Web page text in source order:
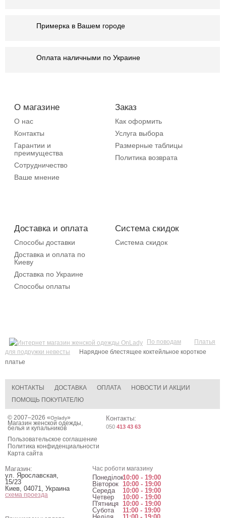
Примерка в Вашем городе
Оплата наличными по Украине
О магазине
О нас
Контакты
Гарантии и
преимущества
Сотрудничество
Ваше мнение
Заказ
Как оформить
Услуга выбора
Размерные таблицы
Политика возврата
Доставка и оплата
Способы доставки
Доставка и оплата по
Киеву
Доставка по Украине
Способы оплаты
Система скидок
Система скидок
По поводам
Платья
для подружки невесты
Нарядное блестящее коктейльное короткое
платье
КОНТАКТЫ ДОСТАВКА ОПЛАТА
НОВОСТИ И АКЦИИ
ПОМОЩЬ ПОКУПАТЕЛЮ
© 2007–2026 «Onlady»
Магазин женской одежды,
белья и купальников
Пользовательское соглашение
Политика конфиденциальности
Карта сайта
Контакты:
050 413 43 63
Магазин:
ул. Ярославская,
15/23
Киев 04071 Украина
схема проезда
Час роботи магазину
Понеділок10:00 - 19:00
Вівторок 10:00 - 19:00
Середа
10:00 - 19:00
Четвер
10:00 - 19:00
П'ятниця 10:00 - 19:00
Субота
11:00 - 19:00